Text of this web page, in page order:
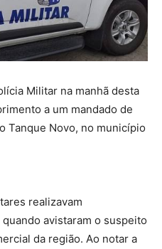
Militar na manhã desta
a um mandado de
Tanque Novo, no município
realizavam
avistaram o suspeito
da região. Ao notar a